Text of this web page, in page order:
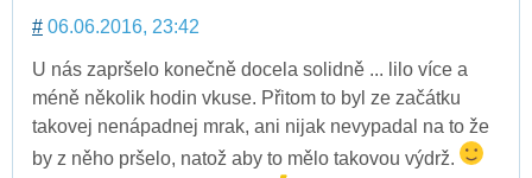
# 06.06.2016, 23:42
U nás zapršelo konečně docela solidně ... lilo více a
méně několik hodin vkuse. Přitom to byl ze začátku
takovej nenápadnej mrak, ani nijak nevypadal na to že
by z něho pršelo, natož aby to mělo takovou výdrž.